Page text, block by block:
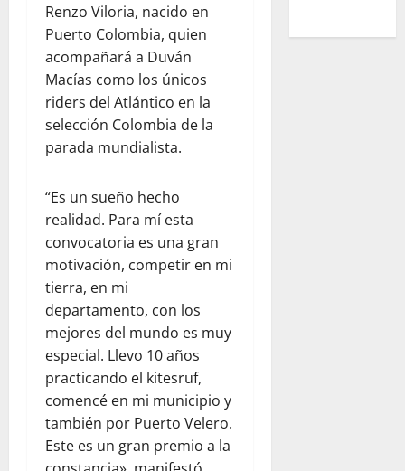
Renzo Viloria, nacido en
Puerto Colombia, quien
acompañará a Duván
Macías como los únicos
riders del Atlántico en la
selección Colombia de la
parada mundialista.
“Es un sueño hecho
realidad. Para mí esta
convocatoria es una gran
motivación, competir en mi
tierra, en mi
departamento, con los
mejores del mundo es muy
especial. Llevo 10 años
practicando el kitesruf,
comencé en mi municipio y
también por Puerto Velero.
Este es un gran premio a la